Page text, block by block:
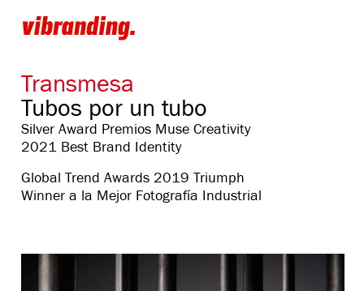
Transmesa
Tubos por un tubo
Silver Award Premios Muse Creativity
2021 Best Brand Identity
Global Trend Awards 2019 Triumph
Winner a la Mejor Fotografía Industrial